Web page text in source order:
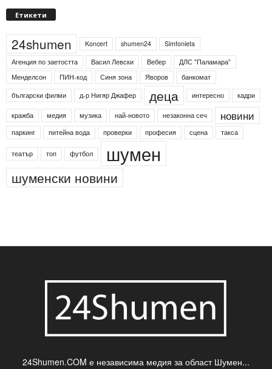
Етикети
24shumen Koncert shumen24
Simfonieta
Агенция по заетостта
Васил Левски Вебер
ДЛС "Паламара"
Менделсон
ПИН-код Синя зона Яворов
банкомат
български филми
д-р Нигяр Джафер деца интересно кадри
кражба медия музика най-новото незаконна сеч новини
паркинг питейна вода проверки професия сцена такса
театър топ футбол шумен
шуменски новини
24Shumen.COM е независима медия за област Шумен...